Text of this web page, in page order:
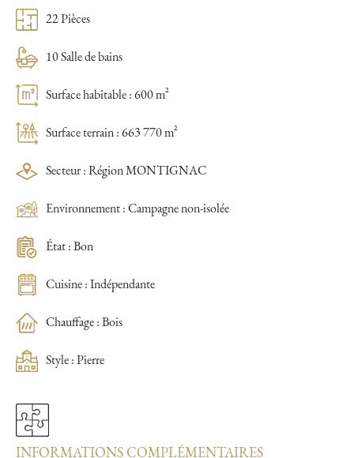
22 Pièces
10 Salle de bains
Surface habitable : 600 m²
Surface terrain : 663 770 m²
Secteur : Région MONTIGNAC
Environnement : Campagne non-isolée
État : Bon
Cuisine : Indépendante
Chauffage : Bois
Style : Pierre
INFORMATIONS COMPLÉMENTAIRES